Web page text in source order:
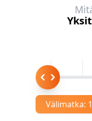
Välimatka: